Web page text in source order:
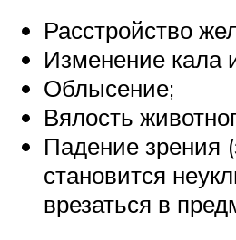
Расстройство
Изменение кала
Облысение;
Вялость
Падение зрения
становится
врезаться в